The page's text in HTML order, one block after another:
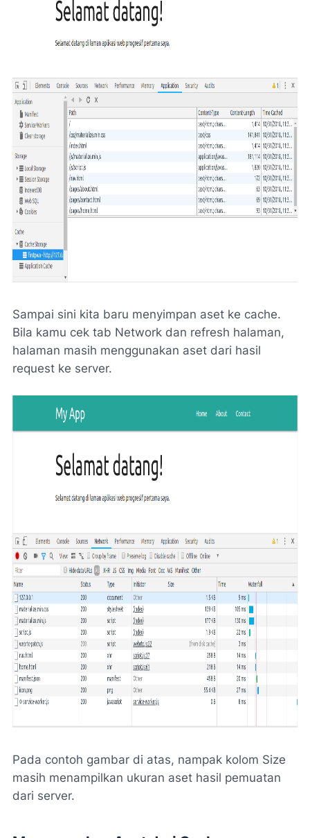
Sampai sini kita baru menyimpan aset ke cache.
Bila kamu cek tab Network dan refresh halaman,
halaman masih menggunakan aset dari hasil
request ke server.
Pada contoh gambar di atas, nampak kolom Size
masih menampilkan ukuran aset hasil pemuatan
dari server.